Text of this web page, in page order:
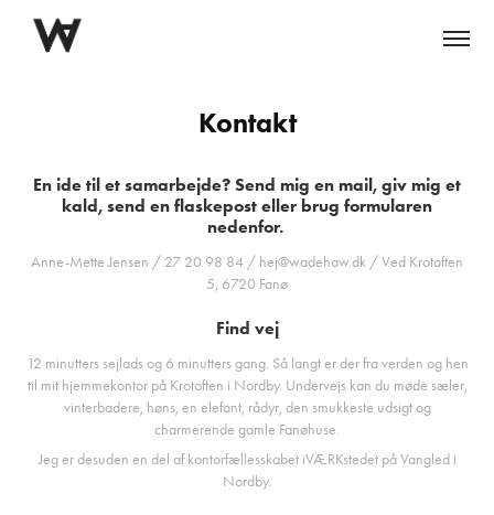
Kontakt
En ide til et samarbejde? Send mig en mail, giv mig et
kald, send en flaskepost eller brug formularen
nedenfor.
Anne-Mette Jensen / 27 20 98 84 / hej@wadehaw.dk / Ved Krotoften
5, 6720 Fanø
Find vej
12 minutters sejlads og 6 minutters gang. Så langt er der fra verden og hen
til mit hjemmekontor på Krotoften i Nordby. Undervejs kan du møde sæler,
vinterbadere, høns, en elefant, rådyr, den smukkeste udsigt og
charmerende gamle Fanøhuse.
Jeg er desuden en del af kontorfællesskabet iVÆRKstedet på Vangled i
Nordby.